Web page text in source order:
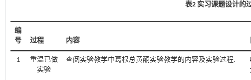
表2 实习课题设计的
编
号
过程 内容
1
重温已做
实验
查阅实验教学中葛根总黄酮实验教学的内容及实验过程.